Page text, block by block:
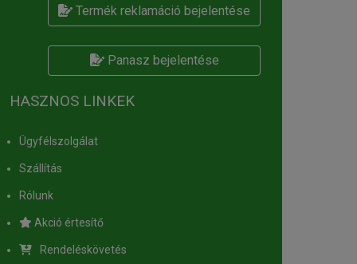
Termék reklamáció bejelentése
Panasz bejelentése
HASZNOS LINKEK
Ügyfélszolgálat
Szállítás
Rólunk
Akció értesítő
Rendeléskövetés